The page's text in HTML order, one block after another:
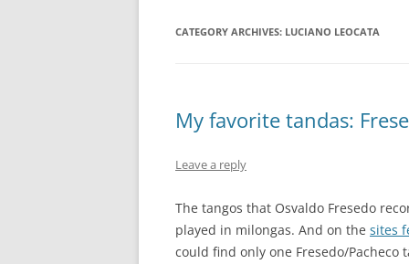
CATEGORY ARCHIVES: LUCIANO LEOCATA
My favorite tandas:
Leave a reply
The tangos that Osvaldo Fresedo
played in milongas. And on the sites
could find only one Fresedo/Pacheco